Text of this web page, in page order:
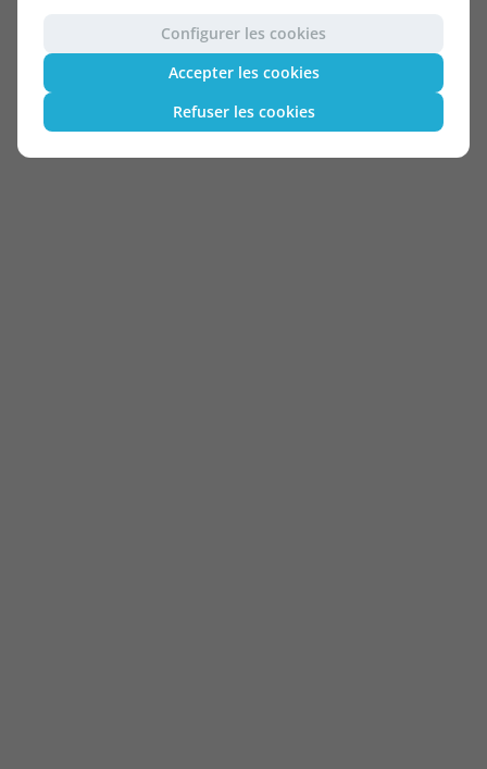
Configurer les cookies
Accepter les cookies
Refuser les cookies